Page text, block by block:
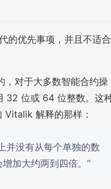
的优先事项，并且不适合
，对于大多数智能合约操
32 位或 64 位整数。这
Vitalik 解释的那样：
并没有从每个单独的数
加大约两到四倍。”